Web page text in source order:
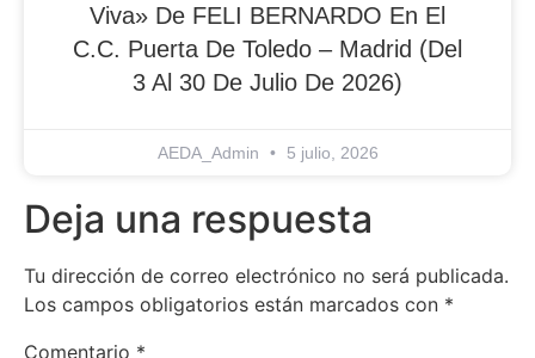
Viva» De FELI BERNARDO En El
C.C. Puerta De Toledo – Madrid (del
3 Al 30 De Julio De 2026)
AEDA_Admin 5 julio, 2026
Deja una respuesta
Tu dirección de correo electrónico no será publicada.
Los campos obligatorios están marcados con *
Comentario *